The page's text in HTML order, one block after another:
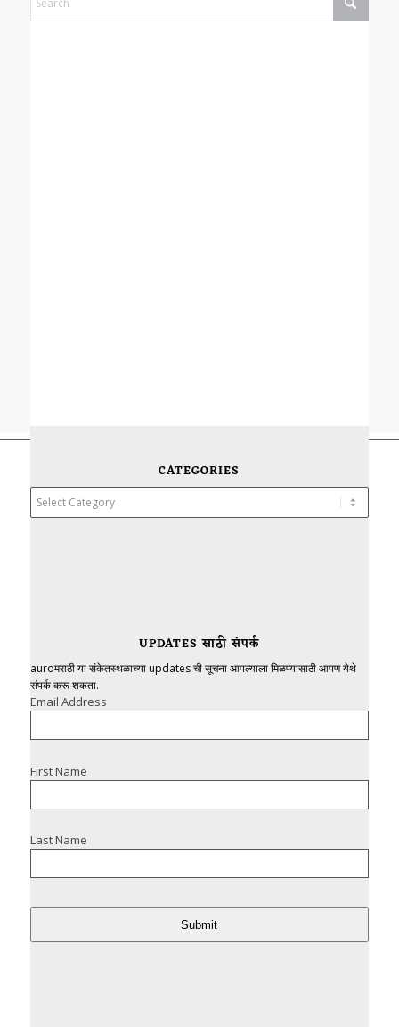
CATEGORIES
Categories
UPDATES साठी संपर्क
auroमराठी या संकेतस्थळाच्या updates ची सूचना आपल्याला मिळण्यासाठी आपण येथे
संपर्क करू शकता.
Email Address
First Name
Last Name
Submit